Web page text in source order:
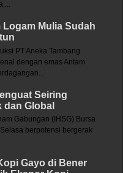
Logam Mulia Sudah
PT Aneka Tambang
dengan emas Antam
Seiring
Global
Gabungan (IHSG) Bursa
berpotensi bergerak
Gayo di Bener